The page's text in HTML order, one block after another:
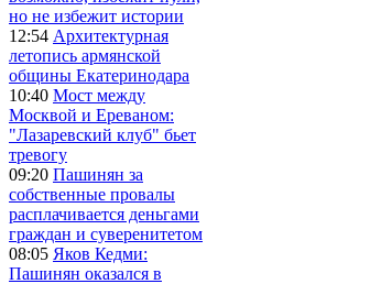
но не избежит истории
12:54 Архитектурная
летопись армянской
общины Екатеринодара
10:40 Мост между
Москвой и Ереваном:
"Лазаревский клуб" бьет
тревогу
09:20 Пашинян за
собственные провалы
расплачивается деньгами
граждан и суверенитетом
08:05 Яков Кедми:
Пашинян оказался в